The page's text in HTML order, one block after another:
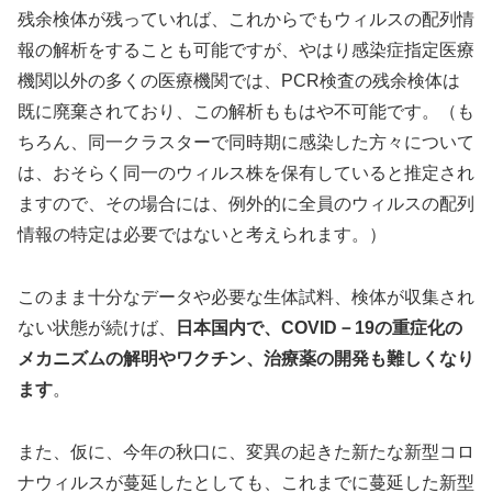
残余検体が残っていれば、これからでもウィルスの配列情
報の解析をすることも可能ですが、やはり感染症指定医療
機関以外の多くの医療機関では、PCR検査の残余検体は
既に廃棄されており、この解析ももはや不可能です。（も
ちろん、同一クラスターで同時期に感染した方々について
は、おそらく同一のウィルス株を保有していると推定され
ますので、その場合には、例外的に全員のウィルスの配列
情報の特定は必要ではないと考えられます。）
このまま十分なデータや必要な生体試料、検体が収集され
ない状態が続けば、
日本国内で、COVID－19の重症化の
メカニズムの解明やワクチン、治療薬の開発も難しくなり
ます。
また、仮に、今年の秋口に、変異の起きた新たな新型コロ
ナウィルスが蔓延したとしても、これまでに蔓延した新型